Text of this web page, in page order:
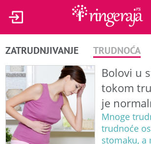
ZATRUDNJIVANJE TRUDNOĆA
Bolovi u
tokom
je
Mnoge
trudnoće
stomaku, a